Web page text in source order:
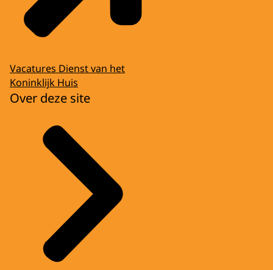
Vacatures Dienst van het
Koninklijk Huis
Over deze site